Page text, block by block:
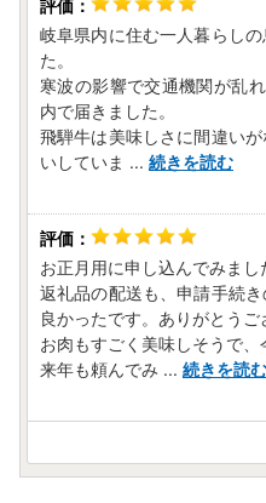
岐阜県内に住む一人暮らし
た。
寒波の影響で交通機関が乱
内で届きました。
飛騨牛は美味しさに間違い
いしていま ... 続きを読む
お正月用に申し込んでみまし
返礼品の配送も、申請手続
良かったです。ありがとうご
お肉もすごく美味しそうで、
来年も頼んでみ ... 続きを読む